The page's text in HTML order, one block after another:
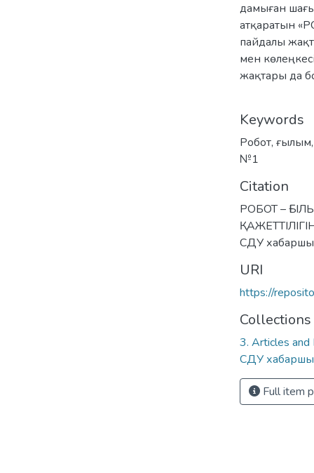
дамыған
атқаратын
пайдалы
мен
жақтары да
Keywords
Робот, ғылым
№1
Citation
РОБОТ –
СДУ
URI
https://
Collections
3. Articles and
СДУ
Full item